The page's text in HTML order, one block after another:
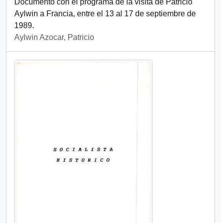
Documento con el programa de la visita de Patricio
Aylwin a Francia, entre el 13 al 17 de septiembre de
1989.
Aylwin Azocar, Patricio